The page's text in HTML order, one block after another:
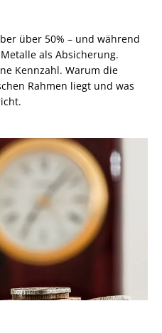
über 50% – und während
als Absicherung.
Kennzahl. Warum die
Rahmen liegt und was